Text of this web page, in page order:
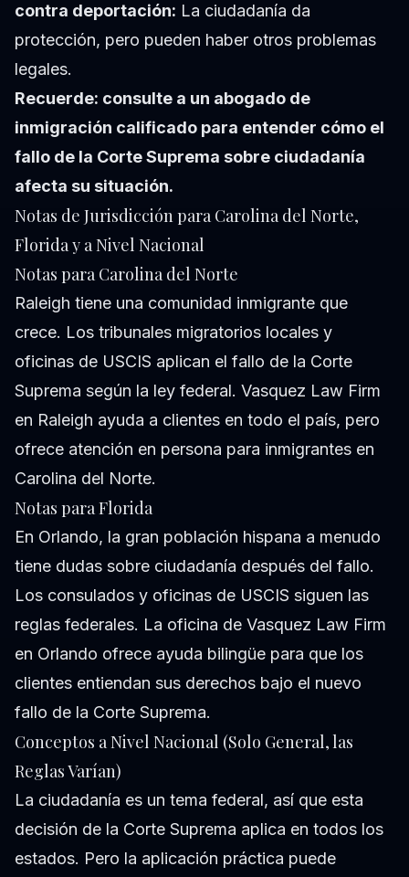
contra deportación: La ciudadanía da
protección, pero pueden haber otros problemas
legales.
Recuerde: consulte a un abogado de
inmigración calificado para entender cómo el
fallo de la Corte Suprema sobre ciudadanía
afecta su situación.
Notas de Jurisdicción para Carolina del Norte,
Florida y a Nivel Nacional
Notas para Carolina del Norte
Raleigh tiene una comunidad inmigrante que
crece. Los tribunales migratorios locales y
oficinas de USCIS aplican el fallo de la Corte
Suprema según la ley federal. Vasquez Law Firm
en Raleigh ayuda a clientes en todo el país, pero
ofrece atención en persona para inmigrantes en
Carolina del Norte.
Notas para Florida
En Orlando, la gran población hispana a menudo
tiene dudas sobre ciudadanía después del fallo.
Los consulados y oficinas de USCIS siguen las
reglas federales. La oficina de Vasquez Law Firm
en Orlando ofrece ayuda bilingüe para que los
clientes entiendan sus derechos bajo el nuevo
fallo de la Corte Suprema.
Conceptos a Nivel Nacional (Solo General, las
Reglas Varían)
La ciudadanía es un tema federal, así que esta
decisión de la Corte Suprema aplica en todos los
estados. Pero la aplicación práctica puede